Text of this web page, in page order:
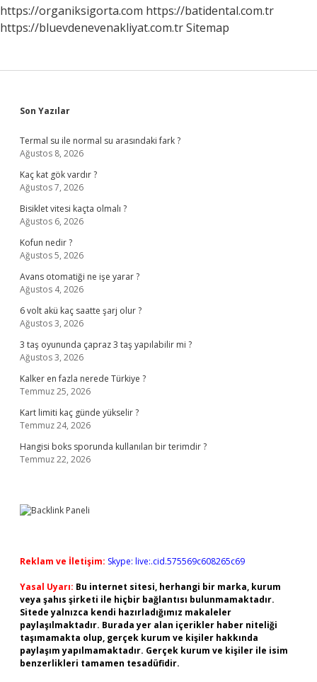
https://organiksigorta.com https://batidental.com.tr
https://bluevdenevenakliyat.com.trSitemap
Sidebar
Son Yazılar
Termal su ile normal su arasındaki fark ?
Ağustos 8, 2026
Kaç kat gök vardır ?
Ağustos 7, 2026
Bisiklet vitesi kaçta olmalı ?
Ağustos 6, 2026
Kofun nedir ?
Ağustos 5, 2026
Avans otomatiği ne işe yarar ?
Ağustos 4, 2026
6 volt akü kaç saatte şarj olur ?
Ağustos 3, 2026
3 taş oyununda çapraz 3 taş yapılabilir mi ?
Ağustos 3, 2026
Kalker en fazla nerede Türkiye ?
Temmuz 25, 2026
Kart limiti kaç günde yükselir ?
Temmuz 24, 2026
Hangisi boks sporunda kullanılan bir terimdir ?
Temmuz 22, 2026
Reklam ve İletişim: Skype: live:.cid.575569c608265c69
Yasal Uyarı: Bu internet sitesi, herhangi bir marka, kurum
veya şahıs şirketi ile hiçbir bağlantısı bulunmamaktadır.
Sitede yalnızca kendi hazırladığımız makaleler
paylaşılmaktadır. Burada yer alan içerikler haber niteliği
taşımamakta olup, gerçek kurum ve kişiler hakkında
paylaşım yapılmamaktadır. Gerçek kurum ve kişiler ile isim
benzerlikleri tamamen tesadüfidir.